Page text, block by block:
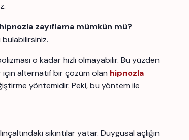
hipnozla zayıflama mümkün mü?
o kadar hızlı olmayabilir. Bu yüzden
için alternatif bir çözüm olan hipnozla
yöntemidir. Peki, bu yöntem ile
sıkıntılar yatar. Duygusal açlığın